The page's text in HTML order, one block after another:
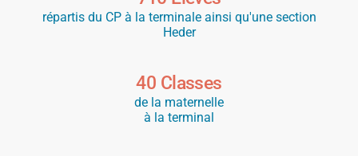
répartis du CP à la terminale ainsi qu'une section
Heder
de la maternelle
à la terminal
40 Classes